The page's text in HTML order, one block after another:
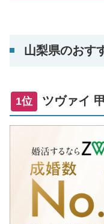
2位オーネッ
山梨県の全国
ノッツェ.サ
サンマリエ
山梨県の地域
ファイン・
縁結びのクロ
山梨県のおす
1位 ツヴァイ